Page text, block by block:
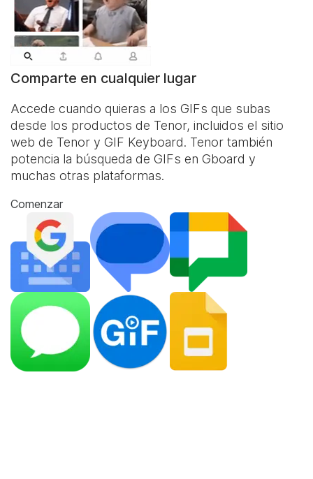
Comparte en cualquier lugar
Accede cuando quieras a los GIFs que subas
desde los productos de Tenor, incluidos el sitio
web de Tenor y GIF Keyboard. Tenor también
potencia la búsqueda de GIFs en Gboard y
muchas otras plataformas.
Comenzar